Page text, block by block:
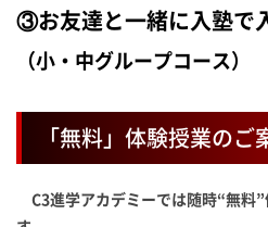
③お友達と一緒に入塾で
（小・中グループコース）
「無料」体験授業のご
C3進学アカデミーでは随時“無料